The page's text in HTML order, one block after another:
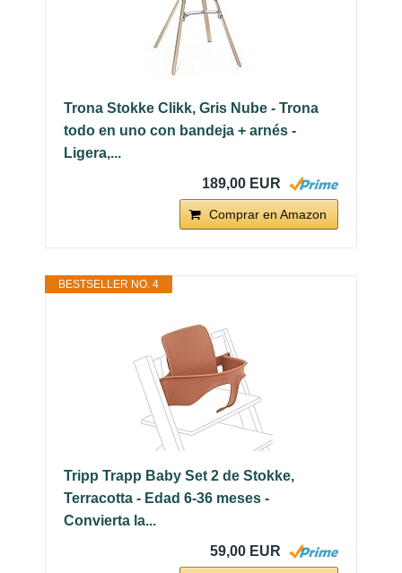
Trona Stokke Clikk, Gris Nube - Trona
todo en uno con bandeja + arnés -
Ligera,...
189,00 EUR
Comprar en Amazon
BESTSELLER NO. 4
Tripp Trapp Baby Set 2 de Stokke,
Terracotta - Edad 6-36 meses -
Convierta la...
59,00 EUR